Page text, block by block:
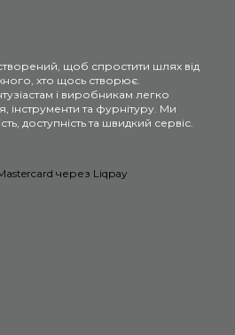
щоб спростити шлях від
хто щось створює.
і виробникам легко
інструменти та фурнітуру. Ми
доступність та швидкий сервіс.